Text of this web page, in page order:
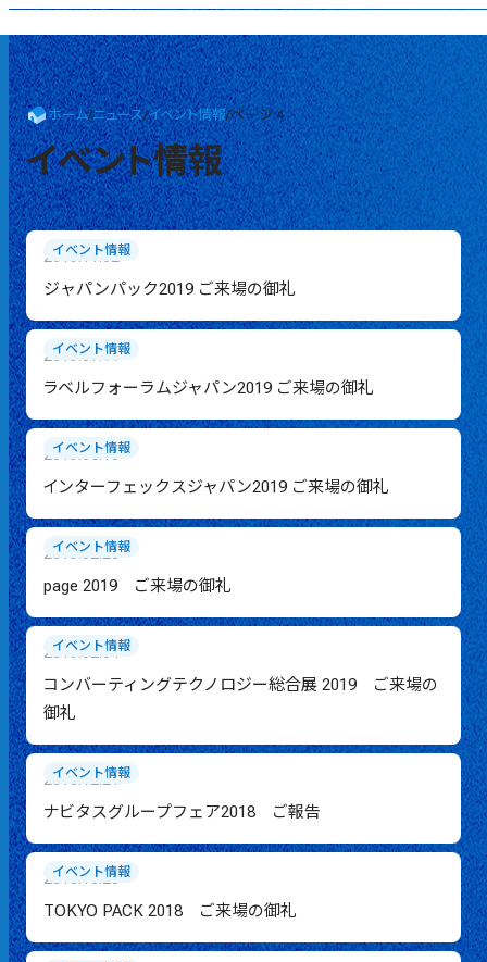
ホーム/ニュース/イベント情報/ページ 4
イベント情報
2019.11.02
ジャパンパック2019 ご来場の御礼
イベント情報
2019.07.11
ラベルフォーラムジャパン2019 ご来場の御礼
イベント情報
2019.06.10
インターフェックスジャパン2019 ご来場の御礼
イベント情報
2019.02.28
page 2019 ご来場の御礼
イベント情報
2019.02.04
コンバーティングテクノロジー総合展 2019 ご来場の
御礼
イベント情報
2018.12.21
ナビタスグループフェア2018 ご報告
イベント情報
2018.10.28
TOKYO PACK 2018 ご来場の御礼
イベント情報